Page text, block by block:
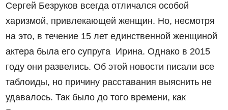
Сергей Безруков всегда отличался особой
харизмой, привлекающей женщин. Но, несмотря
на это, в течение 15 лет единственной женщиной
актера была его супруга Ирина. Однако в 2015
году они развелись. Об этой новости писали все
таблоиды, но причину расставания выяснить не
удавалось. Так было до того времени, как